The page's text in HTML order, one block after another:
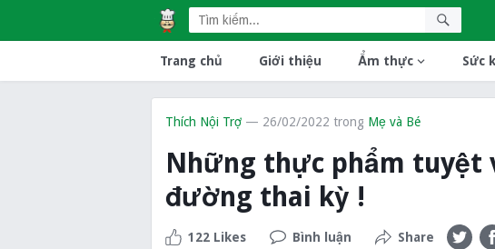
Trang chủ Giới thiệu Ẩm thực Sức
Thích Nội Trợ — 26/02/2022 trong Mẹ và Bé
Những thực phẩm tuyệt
đường thai kỳ !
122 Likes Bình luận Share